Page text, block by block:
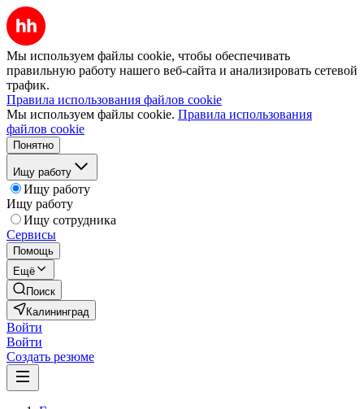
Мы используем файлы cookie, чтобы обеспечивать
правильную работу нашего веб-сайта и анализировать сетевой
трафик.
Правила использования файлов cookie
Мы используем файлы cookie. Правила использования
файлов cookie
Понятно
Ищу работу
Ищу работу
Ищу работу
Ищу сотрудника
Сервисы
Помощь
Ещё
Поиск
Калининград
Войти
Войти
Создать резюме